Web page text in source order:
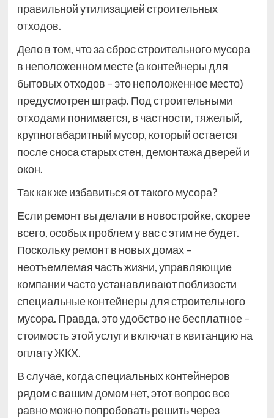
правильной утилизацией строительных
отходов.
Дело в том, что за сброс строительного мусора
в неположенном месте (а контейнеры для
бытовых отходов – это неположенное место)
предусмотрен штраф. Под строительными
отходами понимается, в частности, тяжелый,
крупногабаритный мусор, который остается
после сноса старых стен, демонтажа дверей и
окон.
Так как же избавиться от такого мусора?
Если ремонт вы делали в новостройке, скорее
всего, особых проблем у вас с этим не будет.
Поскольку ремонт в новых домах –
неотъемлемая часть жизни, управляющие
компании часто устанавливают поблизости
специальные контейнеры для строительного
мусора. Правда, это удобство не бесплатное –
стоимость этой услуги включат в квитанцию на
оплату ЖКХ.
В случае, когда специальных контейнеров
рядом с вашим домом нет, этот вопрос все
равно можно попробовать решить через